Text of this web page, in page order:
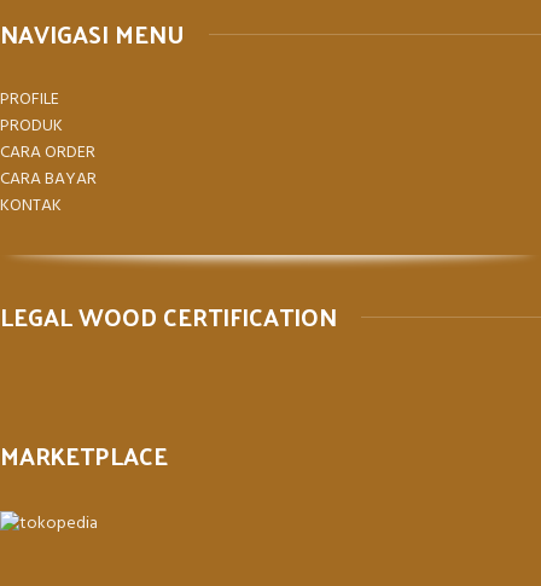
NAVIGASI MENU
PROFILE
PRODUK
CARA ORDER
CARA BAYAR
KONTAK
LEGAL WOOD CERTIFICATION
MARKETPLACE